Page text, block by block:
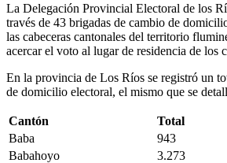
La Delegación Provincial Electoral de los
través de 43 brigadas de cambio de
las cabeceras cantonales del territorio
acercar el voto al lugar de residencia de los
En la provincia de Los Ríos se registró un
de domicilio electoral, el mismo que se
Cantón
Total
Baba
943
Babahoyo
3.273